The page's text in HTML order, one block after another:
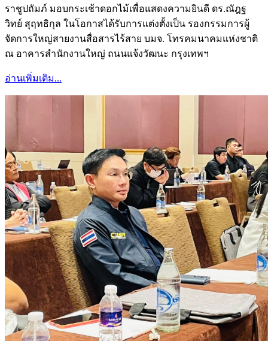
ราชูปถัมภ์ มอบกระเช้าดอกไม้เพื่อแสดงความยินดี ดร.ณัฎฐ
วิทย์ สุฤทธิกุล ในโอกาสได้รับการแต่งตั้งเป็น รองกรรมการผู้
จัดการใหญ่สายงานสื่อสารไร้สาย บมจ. โทรคมนาคมแห่งชาติ
ณ อาคารสำนักงานใหญ่ ถนนแจ้งวัฒนะ กรุงเทพฯ
อ่านเพิ่มเติม...